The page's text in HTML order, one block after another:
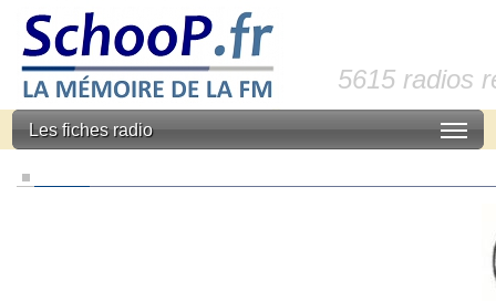
5615 radios
Les fiches radio